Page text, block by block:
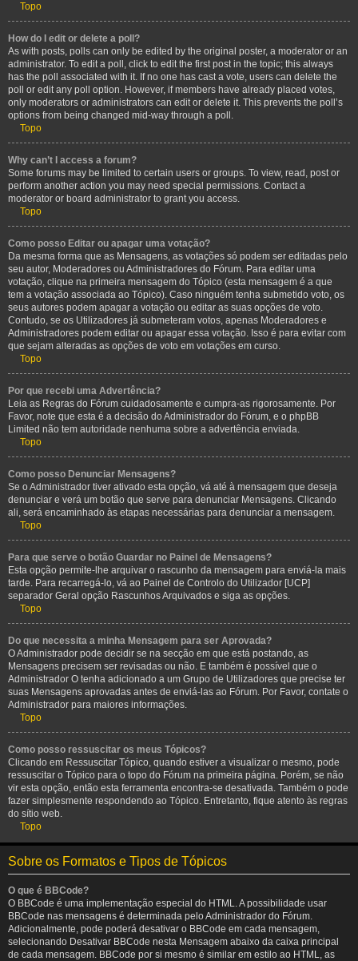
Topo
How do I edit or delete a poll?
As with posts, polls can only be edited by the original poster, a moderator or an
administrator. To edit a poll, click to edit the first post in the topic; this always
has the poll associated with it. If no one has cast a vote, users can delete the
poll or edit any poll option. However, if members have already placed votes,
only moderators or administrators can edit or delete it. This prevents the poll’s
options from being changed mid-way through a poll.
Topo
Why can’t I access a forum?
Some forums may be limited to certain users or groups. To view, read, post or
perform another action you may need special permissions. Contact a
moderator or board administrator to grant you access.
Topo
Como posso Editar ou apagar uma votação?
Da mesma forma que as Mensagens, as votações só podem ser editadas pelo
seu autor, Moderadores ou Administradores do Fórum. Para editar uma
votação, clique na primeira mensagem do Tópico (esta mensagem é a que
tem a votação associada ao Tópico). Caso ninguém tenha submetido voto, os
seus autores podem apagar a votação ou editar as suas opções de voto.
Contudo, se os Utilizadores já submeteram votos, apenas Moderadores e
Administradores podem editar ou apagar essa votação. Isso é para evitar com
que sejam alteradas as opções de voto em votações em curso.
Topo
Por que recebi uma Advertência?
Leia as Regras do Fórum cuidadosamente e cumpra-as rigorosamente. Por
Favor, note que esta é a decisão do Administrador do Fórum, e o phpBB
Limited não tem autoridade nenhuma sobre a advertência enviada.
Topo
Como posso Denunciar Mensagens?
Se o Administrador tiver ativado esta opção, vá até à mensagem que deseja
denunciar e verá um botão que serve para denunciar Mensagens. Clicando
ali, será encaminhado às etapas necessárias para denunciar a mensagem.
Topo
Para que serve o botão Guardar no Painel de Mensagens?
Esta opção permite-lhe arquivar o rascunho da mensagem para enviá-la mais
tarde. Para recarregá-lo, vá ao Painel de Controlo do Utilizador [UCP]
separador Geral opção Rascunhos Arquivados e siga as opções.
Topo
Do que necessita a minha Mensagem para ser Aprovada?
O Administrador pode decidir se na secção em que está postando, as
Mensagens precisem ser revisadas ou não. E também é possível que o
Administrador O tenha adicionado a um Grupo de Utilizadores que precise ter
suas Mensagens aprovadas antes de enviá-las ao Fórum. Por Favor, contate o
Administrador para maiores informações.
Topo
Como posso ressuscitar os meus Tópicos?
Clicando em Ressuscitar Tópico, quando estiver a visualizar o mesmo, pode
ressuscitar o Tópico para o topo do Fórum na primeira página. Porém, se não
vir esta opção, então esta ferramenta encontra-se desativada. Também o pode
fazer simplesmente respondendo ao Tópico. Entretanto, fique atento às regras
do sítio web.
Topo
Sobre os Formatos e Tipos de Tópicos
O que é BBCode?
O BBCode é uma implementação especial do HTML. A possibilidade usar
BBCode nas mensagens é determinada pelo Administrador do Fórum.
Adicionalmente, pode poderá desativar o BBCode em cada mensagem,
selecionando Desativar BBCode nesta Mensagem abaixo da caixa principal
de cada mensagem. BBCode por si mesmo é similar em estilo ao HTML, as